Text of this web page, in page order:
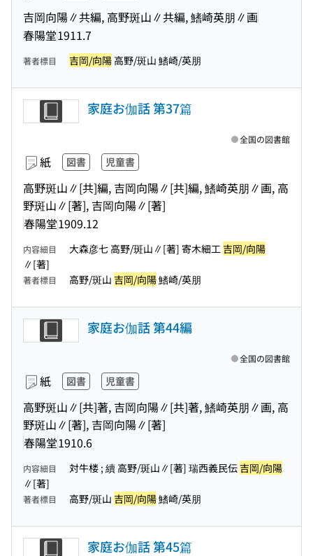
吉岡向陽∥共編, 高野斑山∥共編, 鰭崎英朋∥画
春陽堂1911.7
著者標目 吉岡/向陽 高野/斑山 鰭崎/英朋
家庭お伽話 第37篇
紙 図書 児童書
高野斑山∥[共]編, 吉岡向陽∥[共]編, 鰭崎英朋∥画, 高
野斑山∥[著], 吉岡向陽∥[著]
春陽堂1909.12
全国の図書館
内容細目 大森彦七 高野/斑山∥[著] 寄木細工吉岡/向陽
∥[著]
著者標目 高野/斑山 吉岡/向陽鰭崎/英朋
家庭お伽話 第44編
紙 図書 児童書
高野斑山∥[共]著, 吉岡向陽∥[共]著, 鰭崎英朋∥画, 高
野斑山∥[著], 吉岡向陽∥[著]
春陽堂1910.6
全国の図書館
内容細目 対牛楼 ; 續 高野/斑山∥[著] 瑞西義民伝吉岡/向陽
∥[著]
著者標目 高野/斑山 吉岡/向陽鰭崎/英朋
家庭お伽話 第45篇